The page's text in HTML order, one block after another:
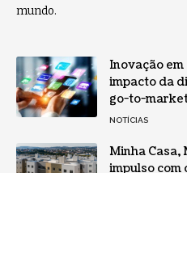
mundo.
Inovação
impacto da
go-to-
NOTÍCIAS
Minha Casa,
impulso